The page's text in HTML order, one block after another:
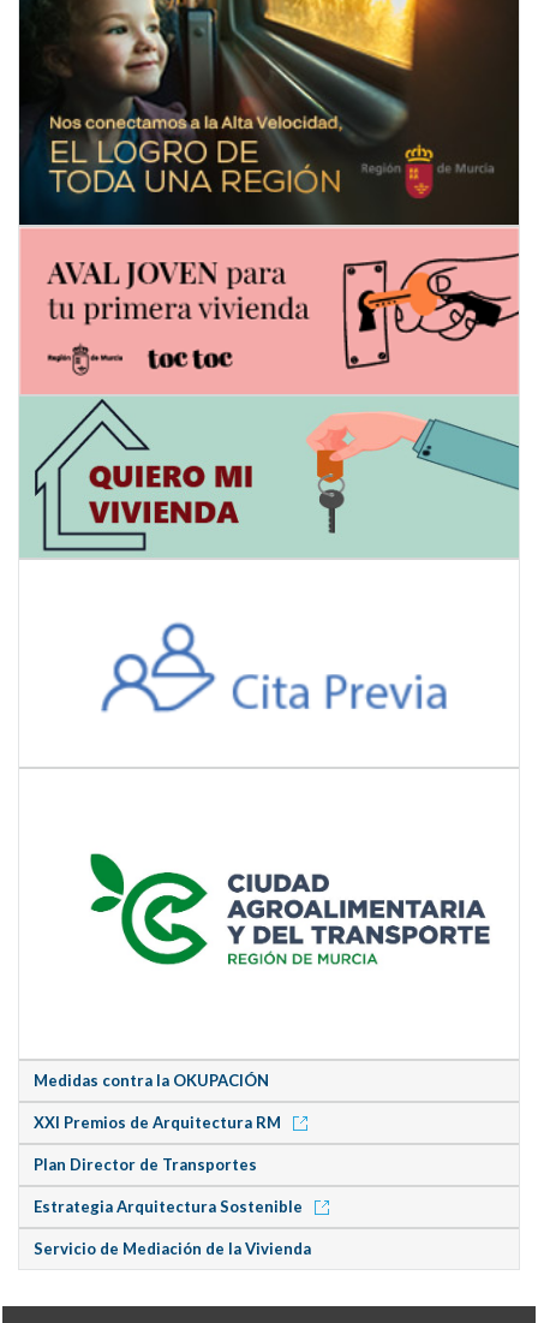
Medidas contra la OKUPACIÓN
XXI Premios de Arquitectura RM
Plan Director de Transportes
Estrategia Arquitectura Sostenible
Servicio de Mediación de la Vivienda